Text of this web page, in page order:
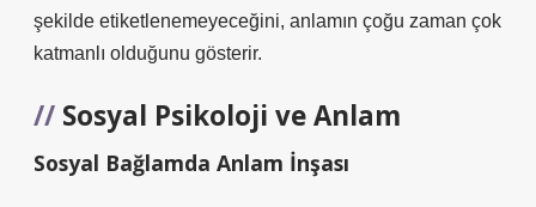
şekilde etiketlenemeyeceğini, anlamın çoğu zaman çok
katmanlı olduğunu gösterir.
Sosyal Psikoloji ve Anlam
Sosyal Bağlamda Anlam İnşası